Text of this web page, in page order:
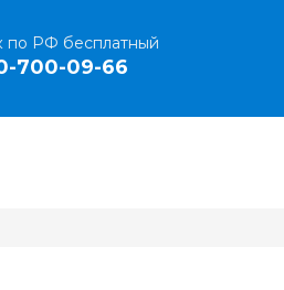
по РФ бесплатный
700-09-66